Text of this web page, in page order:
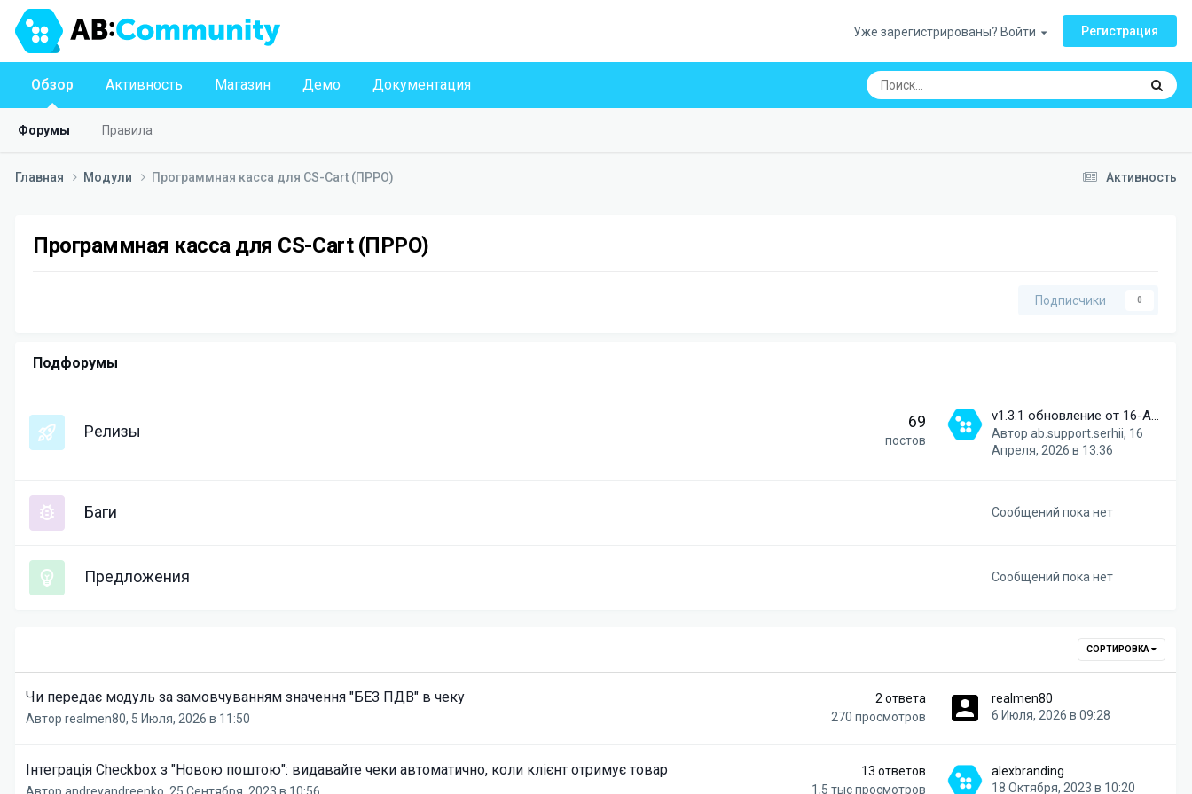
Уже зарегистрированы? Войти Регистрация
Обзор
Форумы Правила
Активность Магазин Демо Документация
Активность
Главная Модули Программная касса для CS-Cart (ПРРО)
Программная касса для CS-Cart (ПРРО)
Подписчики 0
Подфорумы
Релизы
69
постов
v1.3.1 обновление от 16-Апр-2026
Автор ab.support.serhii, 16
Апреля, 2026 в 13:36
Баги Сообщений пока нет
Предложения Сообщений пока нет
СОРТИРОВКА
Чи передає модуль за замовчуванням значення "БЕЗ ПДВ" в чеку
Автор realmen80, 5 Июля, 2026 в 11:50
2ответа
270 просмотров
realmen80
6 Июля, 2026 в 09:28
Інтеграція Checkbox з "Новою поштою": видавайте чеки автоматично, коли клієнт отримує товар 13 ответов
1,5 тыспросмотров
alexbranding
18 Октября, 2023 в 10:20